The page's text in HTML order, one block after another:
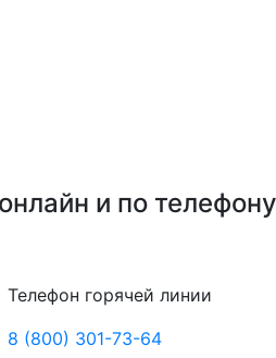
и по
Телефон горячей линии
8 (800) 301-73-64